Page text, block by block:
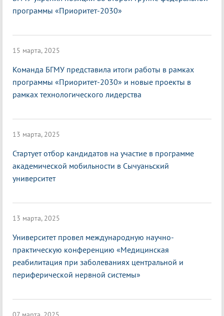
программы «Приоритет-2030»
15 марта, 2025
Команда БГМУ представила итоги работы в рамках
программы «Приоритет-2030» и новые проекты в
рамках технологического лидерства
13 марта, 2025
Стартует отбор кандидатов на участие в программе
академической мобильности в Сычуаньский
университет
13 марта, 2025
Университет провел международную научно-
практическую конференцию «Медицинская
реабилитация при заболеваниях центральной и
периферической нервной системы»